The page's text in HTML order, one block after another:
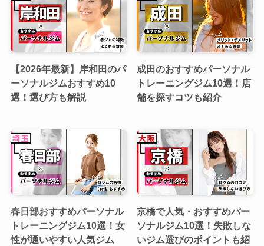
【2026年最新】岸和田のパ
ーソナルジムおすすめ10
選！選び方も解説
成田のおすすめパーソナル
トレーニングジム10選！店
舗を探すコツも紹介
春日部おすすめパーソナル
トレーニングジム10選！女
性が通いやすい人気ジム
京橋で人気・おすすめパー
ソナルジム10選！失敗しな
いジム選びのポイントも紹